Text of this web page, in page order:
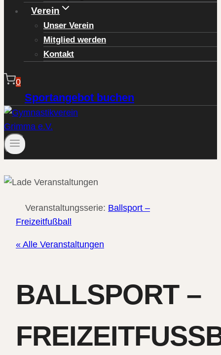
Verein
Unser Verein
Mitglied werden
Kontakt
0
Sportangebot buchen
Veranstaltungsserie: Ballsport –
Freizeitfußball
« Alle Veranstaltungen
BALLSPORT –